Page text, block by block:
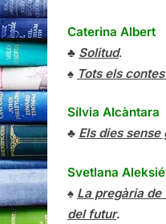
Caterina Albert
♣ Solitud.
♠ Tots els
Sílvia Alcàntara
♣ Els dies sense
Svetlana
♠ La pregària
del futur.